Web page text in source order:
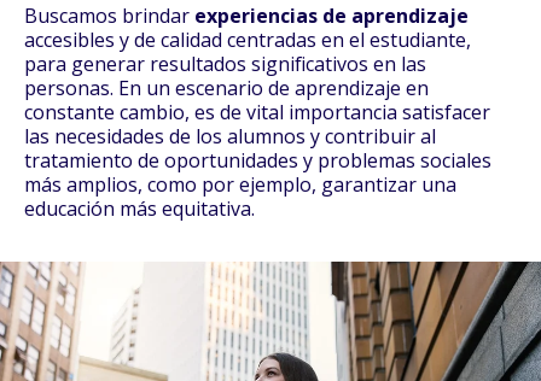
Buscamos brindar experiencias de aprendizaje
accesibles y de calidad centradas en el estudiante,
para generar resultados significativos en las
personas. En un escenario de aprendizaje en
constante cambio, es de vital importancia satisfacer
las necesidades de los alumnos y contribuir al
tratamiento de oportunidades y problemas sociales
más amplios, como por ejemplo, garantizar una
educación más equitativa.